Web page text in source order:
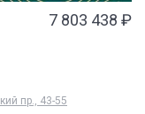
7 803 438 ₽
пр., 43-55